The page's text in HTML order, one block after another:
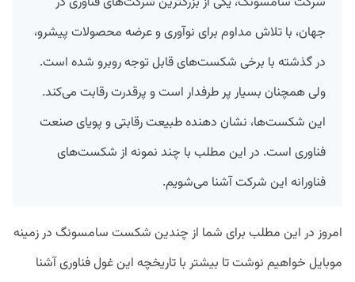
جهان، با تلاش مداوم برای نوآوری و عرضه‌ محصولات پیشرو،
در گذشته با برخی شکست‌های قابل توجه روبرو شده است.
ولی همچنان بسیار پر طرفدار است و پرقدرت رقابت می‌کند.
این شکست‌ها، نشان دهنده‌ طبیعت رقابتی و پویای صنعت
فناوری است. در این مطلب با چند نمونه از شکست‌های
فناورانه این شرکت آشنا می‌شویم.
امروز در این مطلب برای شما از چندین شکست سامسونگ در زمینه
موبایل خواهیم نوشت تا بیشتر با تاریخچه این غول فناوری آشنا